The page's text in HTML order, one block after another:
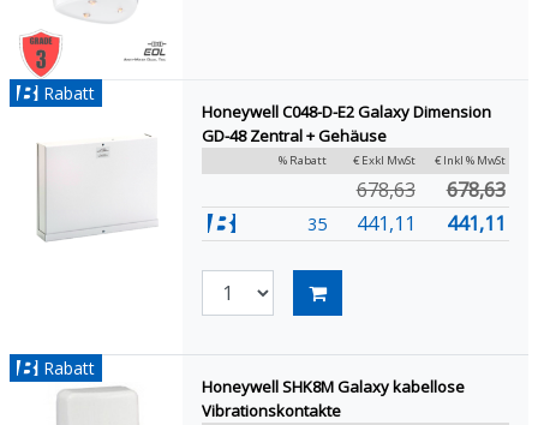
Rabatt
Honeywell C048-D-E2 Galaxy Dimension
GD-48 Zentral + Gehäuse
% Rabatt € Exkl MwSt € Inkl % MwSt
678,63 678,63
35 441,11 441,11
Rabatt
Honeywell SHK8M Galaxy kabellose
Vibrationskontakte